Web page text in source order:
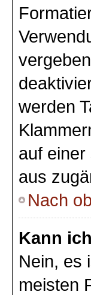
werden
auf
aus
Nach
Kann
Nein, es
meisten